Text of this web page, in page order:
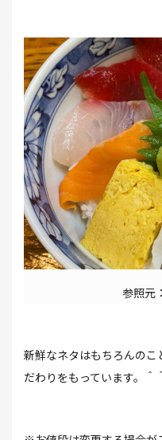
参照元
新鮮なネタはもちろんのこ
だわりをもっています。＾＾